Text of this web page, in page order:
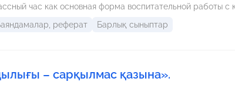
час как основная форма воспитательной работы с
реферат Барлық сыныптар
– сарқылмас қазына».